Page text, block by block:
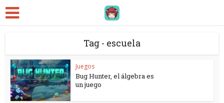
Tag - escuela
Juegos
Bug Hunter, el álgebra es
un juego